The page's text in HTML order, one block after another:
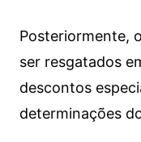
Posteriormente,
ser resgatados
descontos
determinações